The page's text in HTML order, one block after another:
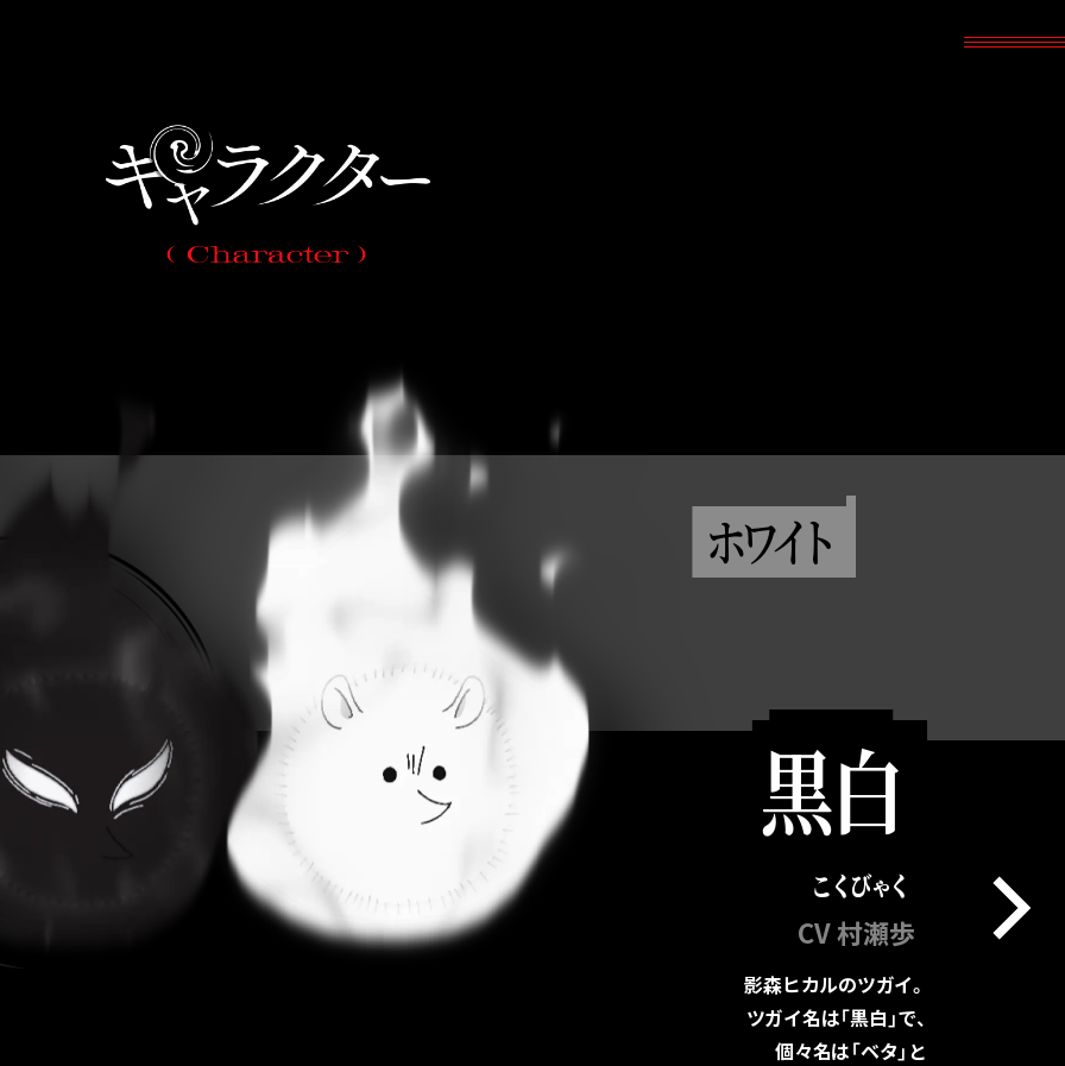
ホワイト
黒白
こくびゃく
CV 村瀬歩
影森ヒカルのツガイ。
ツガイ名は「黒白」で、
個々名は「ベタ」と